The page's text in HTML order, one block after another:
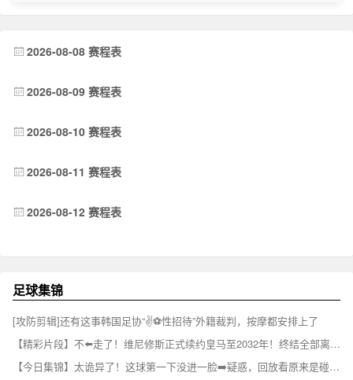
2026-08-08 赛程表
2026-08-09 赛程表
2026-08-10 赛程表
2026-08-11 赛程表
2026-08-12 赛程表
足球集锦
[攻防剪辑]还有这事韩国足协“✌⚽️性招待”外籍裁判，按摩都安排上了
【精彩片段】不⬅️走了！维尼修斯正式续约皇马至2032年！终结全部离队流言！
【今日集锦】太诡异了！这球第一下没进一脸➡️疑惑，回放看原来是碰到了门将⚾